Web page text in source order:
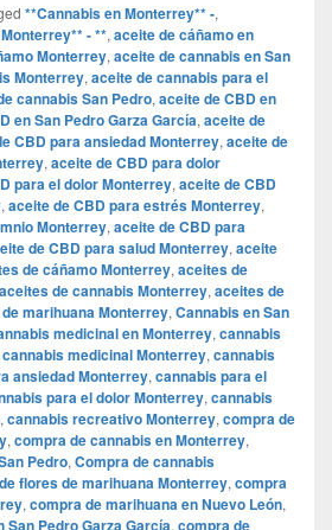
**Cannabis en Monterrey** -,
- **, aceite de cáñamo en
Monterrey, aceite de cannabis en San
Monterrey, aceite de cannabis para el
cannabis San Pedro, aceite de CBD en
en San Pedro Garza García, aceite de
CBD para ansiedad Monterrey, aceite de
, aceite de CBD para dolor
para el dolor Monterrey, aceite de CBD
, aceite de CBD para estrés Monterrey,
Monterrey, aceite de CBD para
de CBD para salud Monterrey, aceite
de cáñamo Monterrey, aceites de
aceites de cannabis Monterrey, aceites de
marihuana Monterrey, Cannabis en San
medicinal en Monterrey, cannabis
cannabis medicinal Monterrey, cannabis
ansiedad Monterrey, cannabis para el
para el dolor Monterrey, cannabis
, cannabis recreativo Monterrey, compra de
, compra de cannabis en Monterrey,
Pedro, Compra de cannabis
flores de marihuana Monterrey, compra
, compra de marihuana en Nuevo León,
Pedro Garza García, compra de